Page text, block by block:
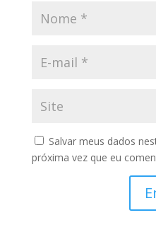
Salvar meus dados
próxima vez que eu